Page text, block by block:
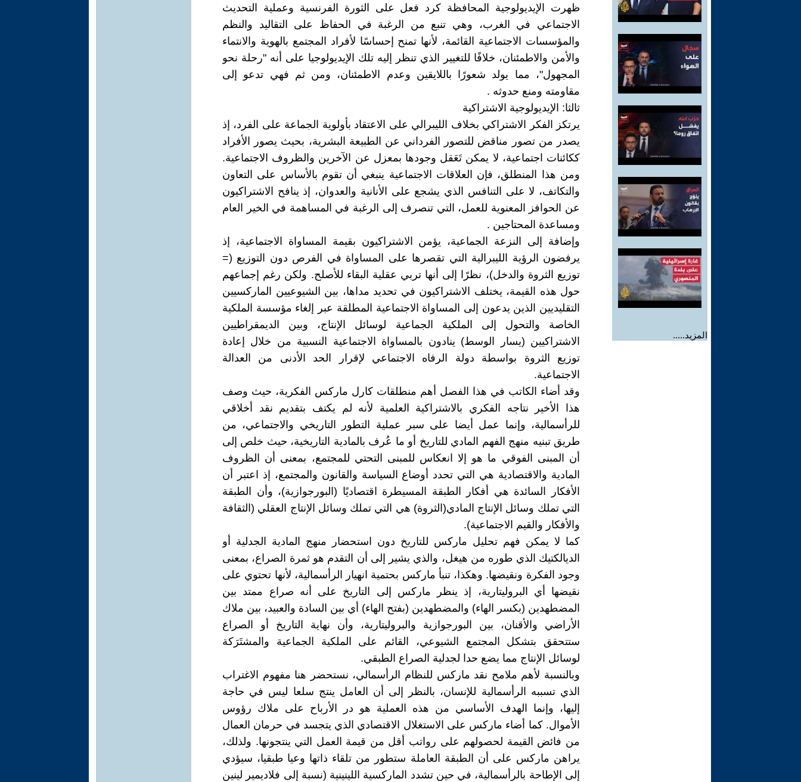
المزيد.....
ظهرت الإيديولوجية المحافظة كرد فعل على الثورة الفرنسية وعملية التحديث
الاجتماعي في الغرب، وهي تنبع من الرغبة في الحفاظ على التقاليد والنظم
والمؤسسات الاجتماعية القائمة، لأنها تمنح إحساسًا لأفراد المجتمع بالهوية والانتماء
والأمن والاطمئنان، خلافًا للتغيير الذي تنظر إليه تلك الإيديولوجيا على أنه "رحلة نحو
المجهول"، مما يولد شعورًا باللايقين وعدم الاطمئنان، ومن ثم فهي تدعو إلى
مقاومته ومنع حدوثه .
ثالثا: الإيديولوجية الاشتراكية
يرتكز الفكر الاشتراكي بخلاف الليبرالي على الاعتقاد بأولوية الجماعة على الفرد، إذ
يصدر من تصور مناقض للتصور الفرداني عن الطبيعة البشرية، بحيث يصور الأفراد
ككائنات اجتماعية، لا يمكن تَعَقل وجودها بمعزل عن الآخرين والظروف الاجتماعية.
ومن هذا المنطلق، فإن العلاقات الاجتماعية ينبغي أن تقوم بالأساس على التعاون
والتكاتف، لا على التنافس الذي يشجع على الأنانية والعدوان، إذ ينافح الاشتراكيون
عن الحوافز المعنوية للعمل، التي تنصرف إلى الرغبة في المساهمة في الخير العام
ومساعدة المحتاجين .
وإضافة إلى النزعة الجماعية، يؤمن الاشتراكيون بقيمة المساواة الاجتماعية، إذ
يرفضون الرؤية الليبرالية التي تقصرها على المساواة في الفرص دون التوزيع (=
توزيع الثروة والدخل)، نظرًا إلى أنها تربي عقلية البقاء للأصلح. ولكن رغم إجماعهم
حول هذه القيمة، يختلف الاشتراكيون في تحديد مداها، بين الشيوعيين الماركسيين
التقليديين الذين يدعون إلى المساواة الاجتماعية المطلقة عبر إلغاء مؤسسة الملكية
الخاصة والتحول إلى الملكية الجماعية لوسائل الإنتاج، وبين الديمقراطيين
الاشتراكيين (يسار الوسط) ينادون بالمساواة الاجتماعية النسبية من خلال إعادة
توزيع الثروة بواسطة دولة الرفاه الاجتماعي لإقرار الحد الأدنى من العدالة
الاجتماعية.
وقد أضاء الكاتب في هذا الفصل أهم منطلقات كارل ماركس الفكرية، حيث وصف
هذا الأخير نتاجه الفكري بالاشتراكية العلمية لأنه لم يكتف بتقديم نقد أخلاقي
للرأسمالية، وإنما عمل أيضا على سبر عملية التطور التاريخي والاجتماعي، من
طريق تبنيه منهج الفهم المادي للتاريخ أو ما عُرف بالمادية التاريخية، حيث خلص إلى
أن المبنى الفوقي ما هو إلا انعكاس للمبنى التحتي للمجتمع، بمعنى أن الظروف
المادية والاقتصادية هي التي تحدد أوضاع السياسة والقانون والمجتمع، إذ اعتبر أن
الأفكار السائدة هي أفكار الطبقة المسيطرة اقتصاديًا (البورجوازية)، وأن الطبقة
التي تملك وسائل الإنتاج المادي(الثروة) هي التي تملك وسائل الإنتاج العقلي (الثقافة
والأفكار والقيم الاجتماعية).
كما لا يمكن فهم تحليل ماركس للتاريخ دون استحضار منهج المادية الجدلية أو
الديالكتيك الذي طوره من هيغل، والذي يشير إلى أن التقدم هو ثمرة الصراع، بمعنى
وجود الفكرة ونقيضها. وهكذا، تنبأ ماركس بحتمية انهيار الرأسمالية، لأنها تحتوي على
نقيضها أي البروليتارية، إذ ينظر ماركس إلى التاريخ على أنه صراع ممتد بين
المضطهدين (بكسر الهاء) والمضطهدين (بفتح الهاء) أي بين السادة والعبيد، بين ملاك
الأراضي والأقنان، بين البورجوازية والبروليتارية، وأن نهاية التاريخ أو الصراع
ستتحقق بتشكل المجتمع الشيوعي، القائم على الملكية الجماعية والمشتَرَكة
لوسائل الإنتاج مما يضع حدا لجدلية الصراع الطبقي.
وبالنسبة لأهم ملامح نقد ماركس للنظام الرأسمالي، نستحضر هنا مفهوم الاغتراب
الذي تسببه الرأسمالية للإنسان، بالنظر إلى أن العامل ينتج سلعا ليس في حاجة
إليها، وإنما الهدف الأساسي من هذه العملية هو در الأرباح على ملاك رؤوس
الأموال. كما أضاء ماركس على الاستغلال الاقتصادي الذي يتجسد في حرمان العمال
من فائض القيمة لحصولهم على رواتب أقل من قيمة العمل التي ينتجونها. ولذلك،
يراهن ماركس على أن الطبقة العاملة ستطور من تلقاء ذاتها وعيا طبقيا، سيؤدي
إلى الإطاحة بالرأسمالية، في حين تشدد الماركسية اللينينية (نسبة إلى فلاديمير لينين